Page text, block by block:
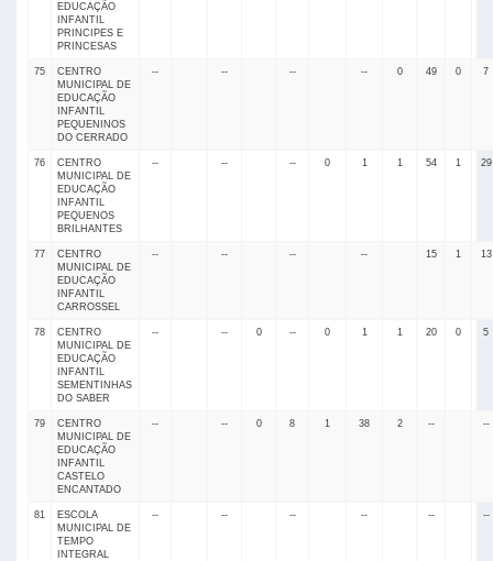
EDUCAÇÃO
INFANTIL
PRINCIPES E
PRINCESAS
75
CENTRO
MUNICIPAL DE
EDUCAÇÃO
INFANTIL
PEQUENINOS
DO CERRADO
-- -- -- -- 0 49 0 7
76
CENTRO
MUNICIPAL DE
EDUCAÇÃO
INFANTIL
PEQUENOS
BRILHANTES
-- -- -- 0 1 1 54 1 29
77
CENTRO
MUNICIPAL DE
EDUCAÇÃO
INFANTIL
CARROSSEL
-- -- -- -- 15 1 13
78
CENTRO
MUNICIPAL DE
EDUCAÇÃO
INFANTIL
SEMENTINHAS
DO SABER
-- -- 0 -- 0 1 1 20 0 5
79
CENTRO
MUNICIPAL DE
EDUCAÇÃO
INFANTIL
CASTELO
ENCANTADO
-- -- 0 8 1 38 2 -- --
81
ESCOLA
MUNICIPAL DE
TEMPO
INTEGRAL
-- -- -- -- -- --